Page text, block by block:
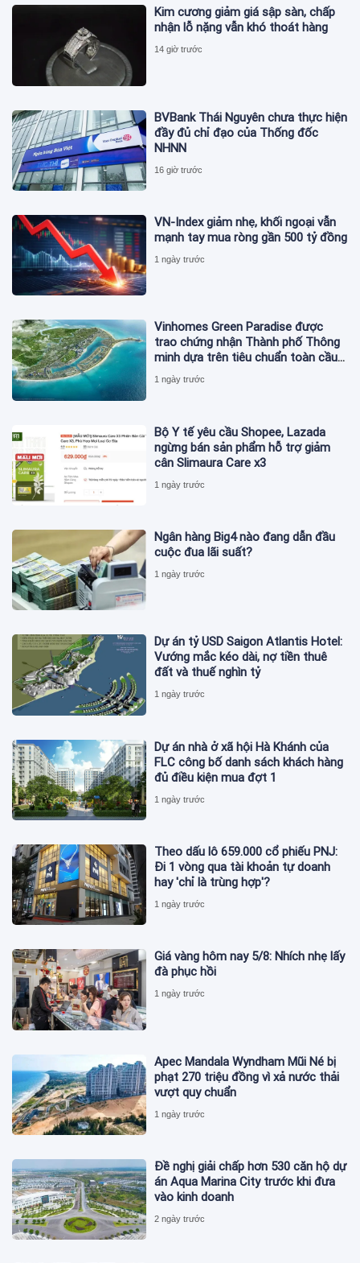
Kim cương giảm giá sập sàn, chấp
nhận lỗ nặng vẫn khó thoát hàng
14 giờ trước
BVBank Thái Nguyên chưa thực hiện
đầy đủ chỉ đạo của Thống đốc
NHNN
16 giờ trước
VN-Index giảm nhẹ, khối ngoại vẫn
mạnh tay mua ròng gần 500 tỷ đồng
1 ngày trước
Vinhomes Green Paradise được
trao chứng nhận Thành phố Thông
minh dựa trên tiêu chuẩn toàn cầu
ISO 37122
1 ngày trước
Bộ Y tế yêu cầu Shopee, Lazada
ngừng bán sản phẩm hỗ trợ giảm
cân Slimaura Care x3
1 ngày trước
Ngân hàng Big4 nào đang dẫn đầu
cuộc đua lãi suất?
1 ngày trước
Dự án tỷ USD Saigon Atlantis Hotel:
Vướng mắc kéo dài, nợ tiền thuê
đất và thuế nghìn tỷ
1 ngày trước
Dự án nhà ở xã hội Hà Khánh của
FLC công bố danh sách khách hàng
đủ điều kiện mua đợt 1
1 ngày trước
Theo dấu lô 659.000 cổ phiếu PNJ:
Đi 1 vòng qua tài khoản tự doanh
hay 'chỉ là trùng hợp'?
1 ngày trước
Giá vàng hôm nay 5/8: Nhích nhẹ lấy
đà phục hồi
1 ngày trước
Apec Mandala Wyndham Mũi Né bị
phạt 270 triệu đồng vì xả nước thải
vượt quy chuẩn
1 ngày trước
Đề nghị giải chấp hơn 530 căn hộ dự
án Aqua Marina City trước khi đưa
vào kinh doanh
2 ngày trước